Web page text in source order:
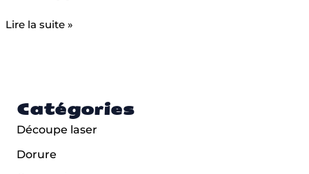
Catégories
Découpe laser
Dorure
Lire la suite »